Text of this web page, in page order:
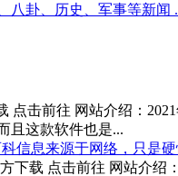
八卦、历史、军事等新闻
点击前往 网站介绍：
且这款软件也是...
信息来源于网络，只是
下载 点击前往 网站介绍